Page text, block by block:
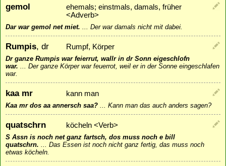
gemol
ehemals; einstmals, damals, früher
<Adverb>
Dar war gemol net miet. ... Der war damals nicht mit dabei.
Rumpis, dr Rumpf, Körper
Dr ganze Rumpis war feierrut, wallr in dr Sonn eigeschlofn
war. ... Der ganze Körper war feuerrot, weil er in der Sonne eingeschlafen
war.
kaa mr kann man
Kaa mr dos aa annersch saa? ... Kann man das auch anders sagen?
quatschrn köcheln <Verb>
S Assn is noch net ganz fartsch, dos muss noch e bill
quatschrn. ... Das Essen ist noch nicht ganz fertig, das muss noch
etwas köcheln.